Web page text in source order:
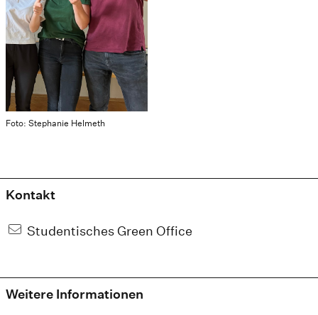
Foto: Stephanie Helmeth
Kontakt
Studentisches Green Office
Weitere Informationen